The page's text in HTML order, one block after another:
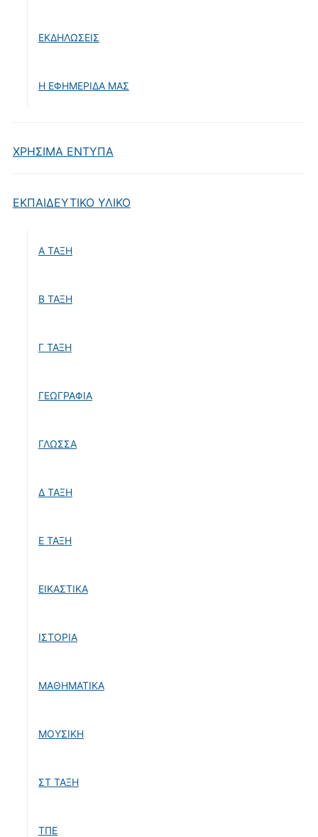
ΕΚΔΗΛΩΣΕΙΣ
Η ΕΦΗΜΕΡΙΔΑ ΜΑΣ
ΧΡΗΣΙΜΑ ΕΝΤΥΠΑ
ΕΚΠΑΙΔΕΥΤΙΚΟ ΥΛΙΚΟ
Α ΤΑΞΗ
Β ΤΑΞΗ
Γ ΤΑΞΗ
ΓΕΩΓΡΑΦΙΑ
ΓΛΩΣΣΑ
Δ ΤΑΞΗ
Ε ΤΑΞΗ
ΕΙΚΑΣΤΙΚΑ
ΙΣΤΟΡΙΑ
ΜΑΘΗΜΑΤΙΚΑ
ΜΟΥΣΙΚΗ
ΣΤ ΤΑΞΗ
ΤΠΕ